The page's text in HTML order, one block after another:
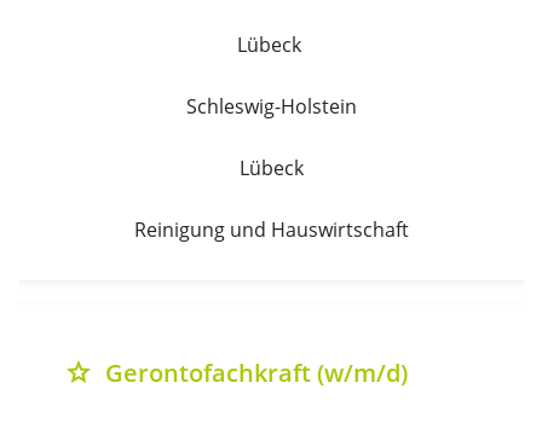
Lübeck
Schleswig-Holstein
Lübeck
Reinigung und Hauswirtschaft
grade Gerontofachkraft (w/m/d)